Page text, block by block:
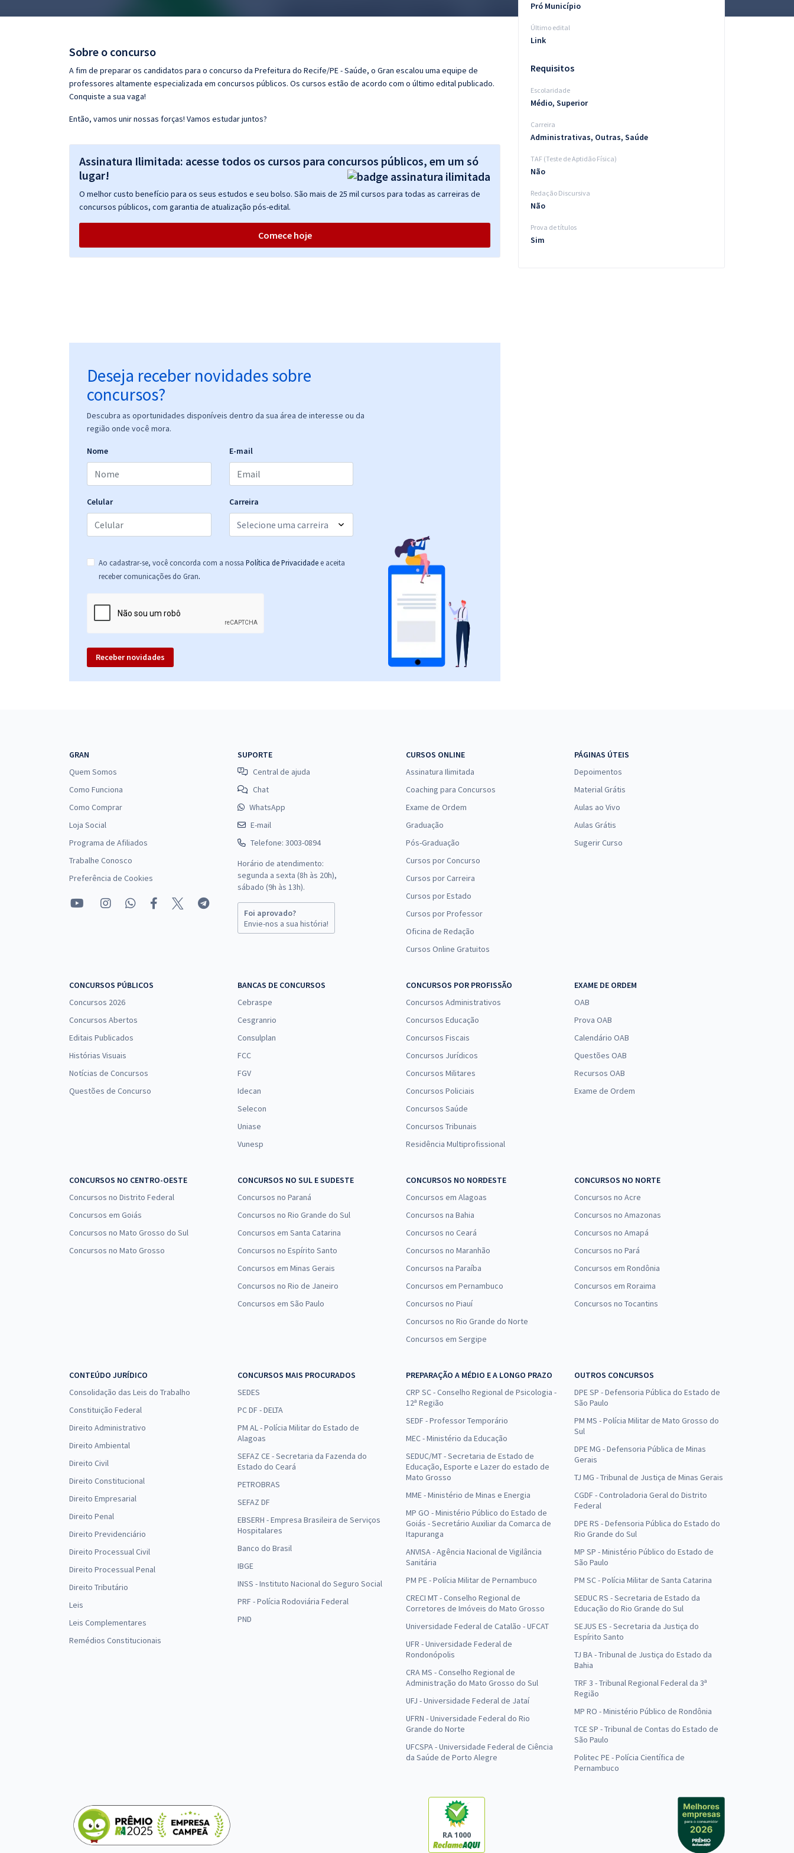
Questões grátis
Conteúdo gratuito
Sobre o concurso
A fim de preparar os candidatos para o concurso da Prefeitura do Recife/PE - Saúde, o Gran escalou uma equipe de
professores altamente especializada em concursos públicos. Os cursos estão de acordo com o último edital publicado.
Conquiste a sua vaga!
Então, vamos unir nossas forças! Vamos estudar juntos?
Assinatura Ilimitada: acesse todos os cursos para concursos públicos, em um só
lugar!
O melhor custo benefício para os seus estudos e seu bolso. São mais de 25 mil cursos para todas as carreiras de
concursos públicos, com garantia de atualização pós-edital.
Comece hoje
Deseja receber novidades sobre
concursos?
Descubra as oportunidades disponíveis dentro da sua área de interesse ou da
região onde você mora.
Nome E-mail
Celular Carreira
Ao cadastrar-se, você concorda com a nossa Política de Privacidade e aceita
receber comunicações do Gran.
Receber novidades
Pró Município
Último edital
Link
Requisitos
Escolaridade
Médio, Superior
Carreira
Administrativas, Outras, Saúde
TAF (Teste de Aptidão Física)
Não
Redação Discursiva
Não
Prova de títulos
Sim
GRAN
Quem Somos
Como Funciona
Como Comprar
Loja Social
Programa de Afiliados
Trabalhe Conosco
Preferência de Cookies
SUPORTE
Central de ajuda
Chat
WhatsApp
E-mail
Telefone: 3003-0894
Horário de atendimento:
segunda a sexta (8h às 20h),
sábado (9h às 13h).
Foi aprovado?
Envie-nos a sua história!
CURSOS ONLINE
Assinatura Ilimitada
Coaching para Concursos
Exame de Ordem
Graduação
Pós-Graduação
Cursos por Concurso
Cursos por Carreira
Cursos por Estado
Cursos por Professor
Oficina de Redação
Cursos Online Gratuitos
PÁGINAS ÚTEIS
Depoimentos
Material Grátis
Aulas ao Vivo
Aulas Grátis
Sugerir Curso
CONCURSOS PÚBLICOS
Concursos 2026
Concursos Abertos
Editais Publicados
Histórias Visuais
Notícias de Concursos
Questões de Concurso
BANCAS DE CONCURSOS
Cebraspe
Cesgranrio
Consulplan
FCC
FGV
Idecan
Selecon
Uniase
Vunesp
CONCURSOS POR PROFISSÃO
Concursos Administrativos
Concursos Educação
Concursos Fiscais
Concursos Jurídicos
Concursos Militares
Concursos Policiais
Concursos Saúde
Concursos Tribunais
Residência Multiprofissional
EXAME DE ORDEM
OAB
Prova OAB
Calendário OAB
Questões OAB
Recursos OAB
Exame de Ordem
CONCURSOS NO CENTRO-OESTE
Concursos no Distrito Federal
Concursos em Goiás
Concursos no Mato Grosso do Sul
Concursos no Mato Grosso
CONCURSOS NO SUL E SUDESTE
Concursos no Paraná
Concursos no Rio Grande do Sul
Concursos em Santa Catarina
Concursos no Espírito Santo
Concursos em Minas Gerais
Concursos no Rio de Janeiro
Concursos em São Paulo
CONCURSOS NO NORDESTE
Concursos em Alagoas
Concursos na Bahia
Concursos no Ceará
Concursos no Maranhão
Concursos na Paraíba
Concursos em Pernambuco
Concursos no Piauí
Concursos no Rio Grande do Norte
Concursos em Sergipe
CONCURSOS NO NORTE
Concursos no Acre
Concursos no Amazonas
Concursos no Amapá
Concursos no Pará
Concursos em Rondônia
Concursos em Roraima
Concursos no Tocantins
CONTEÚDO JURÍDICO
Consolidação das Leis do Trabalho
Constituição Federal
Direito Administrativo
Direito Ambiental
Direito Civil
Direito Constitucional
Direito Empresarial
Direito Penal
Direito Previdenciário
Direito Processual Civil
Direito Processual Penal
Direito Tributário
Leis
Leis Complementares
Remédios Constitucionais
CONCURSOS MAIS PROCURADOS
SEDES
PC DF - DELTA
PM AL - Polícia Militar do Estado de
Alagoas
SEFAZ CE - Secretaria da Fazenda do
Estado do Ceará
PETROBRAS
SEFAZ DF
EBSERH - Empresa Brasileira de Serviços
Hospitalares
Banco do Brasil
IBGE
INSS - Instituto Nacional do Seguro Social
PRF - Polícia Rodoviária Federal
PND
PREPARAÇÃO A MÉDIO E A LONGO PRAZO
CRP SC - Conselho Regional de Psicologia -
12ª Região
SEDF - Professor Temporário
MEC - Ministério da Educação
SEDUC/MT - Secretaria de Estado de
Educação, Esporte e Lazer do estado de
Mato Grosso
MME - Ministério de Minas e Energia
MP GO - Ministério Público do Estado de
Goiás - Secretário Auxiliar da Comarca de
Itapuranga
ANVISA - Agência Nacional de Vigilância
Sanitária
PM PE - Polícia Militar de Pernambuco
CRECI MT - Conselho Regional de
Corretores de Imóveis do Mato Grosso
Universidade Federal de Catalão - UFCAT
UFR - Universidade Federal de
Rondonópolis
CRA MS - Conselho Regional de
Administração do Mato Grosso do Sul
UFJ - Universidade Federal de Jataí
UFRN - Universidade Federal do Rio
Grande do Norte
UFCSPA - Universidade Federal de Ciência
da Saúde de Porto Alegre
OUTROS CONCURSOS
DPE SP - Defensoria Pública do Estado de
São Paulo
PM MS - Polícia Militar de Mato Grosso do
Sul
DPE MG - Defensoria Pública de Minas
Gerais
TJ MG - Tribunal de Justiça de Minas Gerais
CGDF - Controladoria Geral do Distrito
Federal
DPE RS - Defensoria Pública do Estado do
Rio Grande do Sul
MP SP - Ministério Público do Estado de
São Paulo
PM SC - Polícia Militar de Santa Catarina
SEDUC RS - Secretaria de Estado da
Educação do Rio Grande do Sul
SEJUS ES - Secretaria da Justiça do
Espírito Santo
TJ BA - Tribunal de Justiça do Estado da
Bahia
TRF 3 - Tribunal Regional Federal da 3ª
Região
MP RO - Ministério Público de Rondônia
TCE SP - Tribunal de Contas do Estado de
São Paulo
Politec PE - Polícia Científica de
Pernambuco
RA 1000